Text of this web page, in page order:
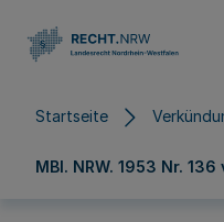
Startseite
MBl. NRW. 1953 Nr. 136